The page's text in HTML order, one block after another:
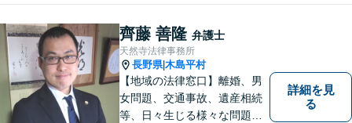
スをご提供します。
齊藤 善隆 弁護士
天然寺法律事務所
長野県|木島平村
【地域の法律窓口】離婚、男
女問題、交通事故、遺産相続
等、日々生じる様々な問題に
詳細を見
る